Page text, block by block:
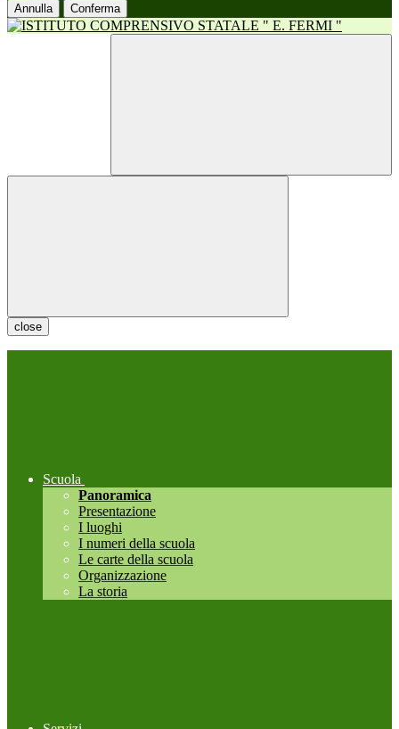
Annulla Conferma
close
Scuola
Panoramica
Presentazione
I luoghi
I numeri della scuola
Le carte della scuola
Organizzazione
La storia